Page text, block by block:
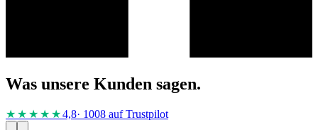
Was unsere Kunden sagen.
★★★★ ★4,8· 1008 auf Trustpilot